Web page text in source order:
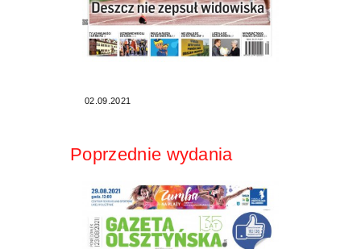
02.09.2021
Poprzednie wydania